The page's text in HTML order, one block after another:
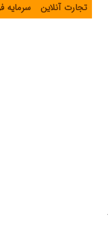
تجارت آنلاین
سرمایه